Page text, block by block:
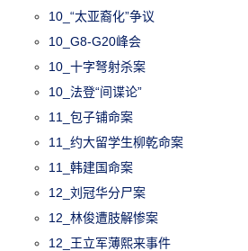
10_“太亚裔化”争议
10_G8-G20峰会
10_十字弩射杀案
10_法登“间谍论”
11_包子铺命案
11_约大留学生柳乾命案
11_韩建国命案
12_刘冠华分尸案
12_林俊遭肢解惨案
12_王立军薄熙来事件